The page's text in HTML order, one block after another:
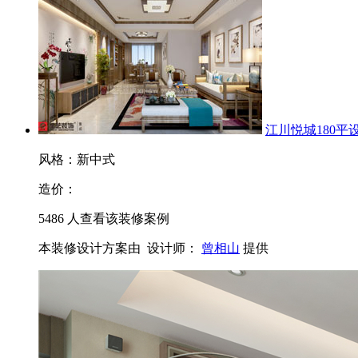
江川悦城180平
风格：新中式
造价：
5486 人查看该装修案例
本装修设计方案由 设计师： 曾相山 提供